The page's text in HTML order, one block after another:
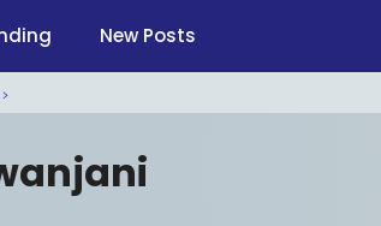
New Posts